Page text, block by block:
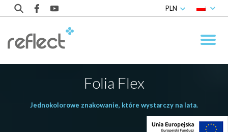
PLN
Folia Flex
Jednokolorowe znakowanie, które wystarczy na lata.